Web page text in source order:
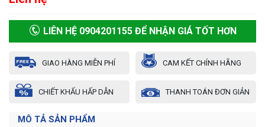
LIÊN HỆ 0904201155 ĐỂ NHẬN GIÁ TỐT HƠN
GIAO HÀNG MIỄN PHÍ CAM KẾT CHÍNH HÃNG
CHIẾT KHẤU HẤP DẪN THANH TOÁN ĐƠN GIẢN
MÔ TẢ SẢN PHẨM